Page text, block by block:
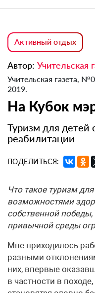
Активный отдых
Автор: Учительская
Учительская газета,
2019.
На Кубок
Туризм для детей
реабилитации
ПОДЕЛИТЬСЯ:
Что такое туризм
возможностями
собственной
привычной среды
Мне приходилось
разными
них, впервые
в частности в